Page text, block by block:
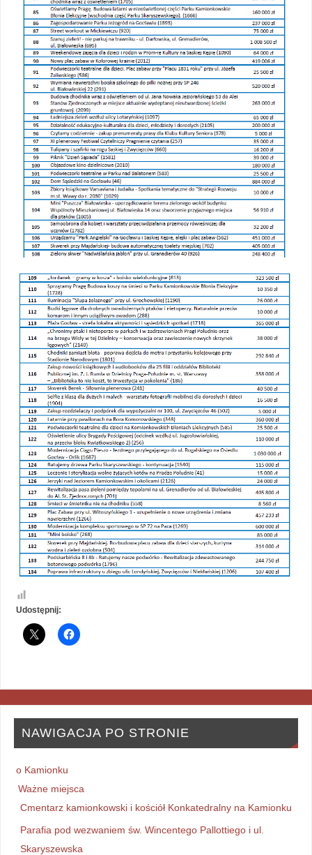
Udostępnij:
NAWIGACJA PO STRONIE
o Kamionku
Ważne miejsca
Cmentarz kamionkowski i kościół Konkatedralny na Kamionku
Parafia pod wezwaniem św. Wincentego Pallottiego i ul.
Skaryszewska